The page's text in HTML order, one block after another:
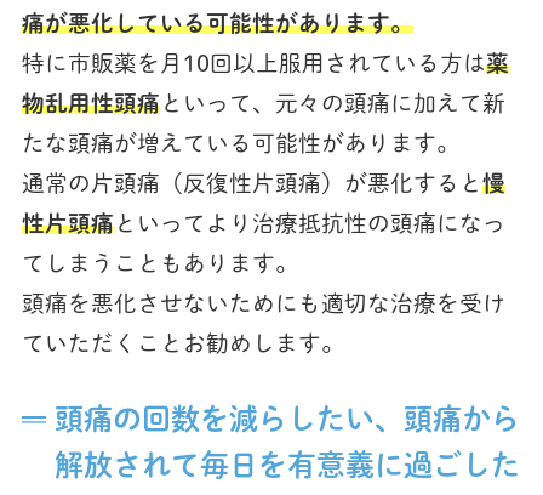
痛が悪化している可能性があります。
特に市販薬を月10回以上服用されている方は薬
物乱用性頭痛といって、元々の頭痛に加えて新
たな頭痛が増えている可能性があります。
通常の片頭痛（反復性片頭痛）が悪化すると 慢
性片頭痛といってより治療抵抗性の頭痛になっ
てしまうこともあります。
頭痛を悪化させないためにも適切な治療を受け
ていただくことお勧めします。
頭痛の回数を減らしたい、頭痛から
解放されて毎日を有意義に過ごした